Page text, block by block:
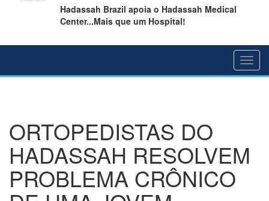
Hadassah Brazil apoia o Hadassah Medical
Center...Mais que um Hospital!
ORTOPEDISTAS DO
HADASSAH RESOLVEM
PROBLEMA CRÔNICO